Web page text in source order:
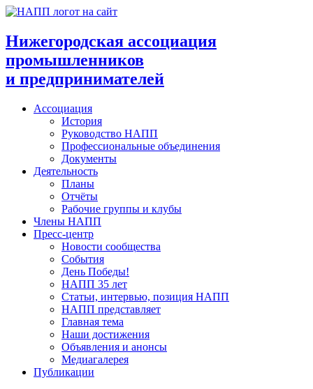
Перейти
содержимому
Нижегородская ассоциация
промышленников
и предпринимателей
Ассоциация
История
Руководство НАПП
Профессиональные объединения
Документы
Деятельность
Планы
Отчёты
Рабочие группы и клубы
Члены НАПП
Пресс-центр
Новости сообщества
События
День Победы!
НАПП 35 лет
Статьи, интервью, позиция НАПП
НАПП представляет
Главная тема
Наши достижения
Объявления и анонсы
Медиагалерея
Публикации